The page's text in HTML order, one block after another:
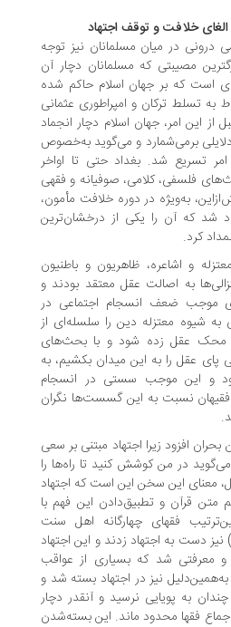
و توقف اجتهاد
در میان مسلمانان نیز توجه
که مسلمانان دچار آن
500ساله‌ای است که بر جهان اسلام حاکم شده
ترکان و امپراطوری عثمانی
جهان اسلام دچار انجماد
برمی‌شمارد و می‌گوید به‌خصوص
شد. بغداد حتی تا اواخر
کلامی، صوفیانه و فقهی
در دوره خلافت مأمون،
آن را یکی از درخشان‌ترین
اشاعره، ظاهریون و باطنیون
اصالت عقل معتقد بودند و
ضعف انسجام اجتماعی در
معتزله دین را سلسله‌ای از
زده شود و با بحث‌های
را به این میدان بکشیم، به
موجب سستی در انسجام
نسبت به این گسست‌ها نگران
زیرا اجتهاد مبتنی بر سعی
من کوشش کنید تا راه‌ها را
این سخن این است که اجتهاد
و تطبیق‌دادن این فهم با
فقهای چهارگانه اهل سنت
به اجتهاد زدند و این اجتهاد
شد که بسیاری از عواقب
نیز در اجتهاد بسته شد و
پویایی نرسید و آنقدر دچار
محدود ماند. این بسته‌شدن